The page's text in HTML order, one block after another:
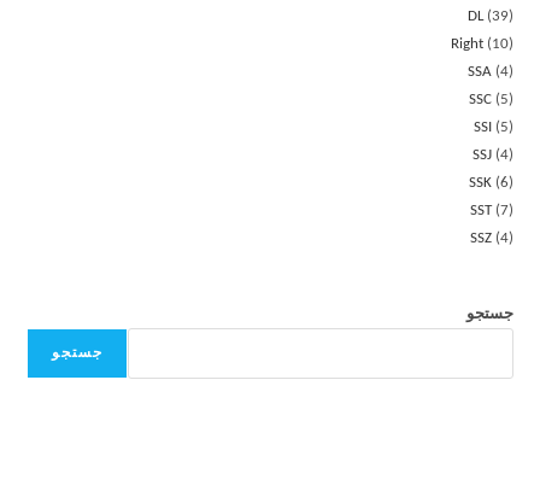
DL 39
Right
10
SSA 4
SSC
5
SSI
5
SSJ 4
SSK 6
SST 7
SSZ 4
جستجو
جستجو